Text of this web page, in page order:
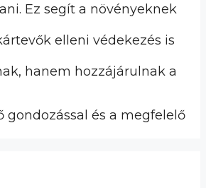
Ez segít a növényeknek
elleni védekezés is
hanem hozzájárulnak a
gondozással és a megfelelő